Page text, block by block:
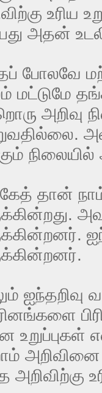
உரிய
அதன்
போலவே
மட்டுமே
அறிவு
தான்
ஐந்தறிவு
உறுப்புகள்